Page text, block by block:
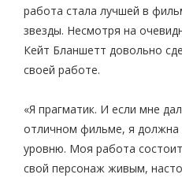
работа стала лучшей в
звезды. Несмотря на
Кейт Бланшетт довольно
своей работе.
«Я прагматик. И если мне
отличном фильме, я должна
уровню. Моя работа
свой персонаж живым,